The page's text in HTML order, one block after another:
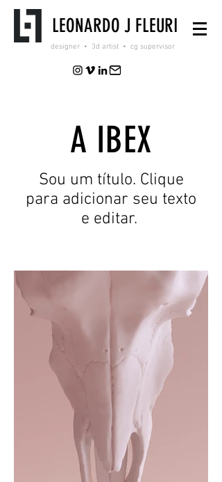
LEONARDO J FLEURI
designer • 3d artist • cg supervisor
A IBEX
Sou um título. Clique
para adicionar seu texto
e editar.